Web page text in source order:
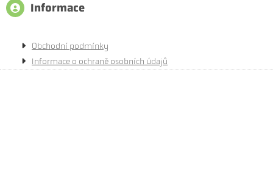
Informace
Obchodní podmínky
Informace o ochraně osobních údajů